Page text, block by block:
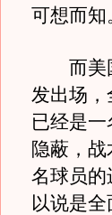
可想而知
而美国
发出场，
已经是
隐蔽，
名球员的
以说是全